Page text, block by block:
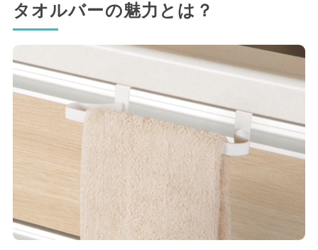
タオルバーの魅力とは？